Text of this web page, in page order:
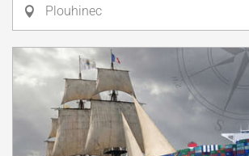
Plouhinec